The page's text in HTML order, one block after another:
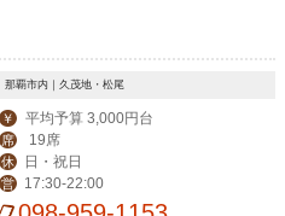
那覇市内｜久茂地・松尾
￥ 平均予算 3,000円台
席 19席
休 日・祝日
営 17:30-22:00